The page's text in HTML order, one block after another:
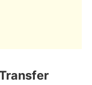
Transfer